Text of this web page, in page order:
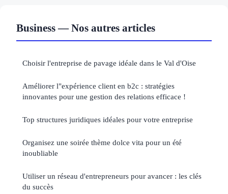
Business — Nos autres articles
Choisir l'entreprise de pavage idéale dans le Val d'Oise
Améliorer l"expérience client en b2c : stratégies
innovantes pour une gestion des relations efficace !
Top structures juridiques idéales pour votre entreprise
Organisez une soirée thème dolce vita pour un été
inoubliable
Utiliser un réseau d'entrepreneurs pour avancer : les clés
du succès